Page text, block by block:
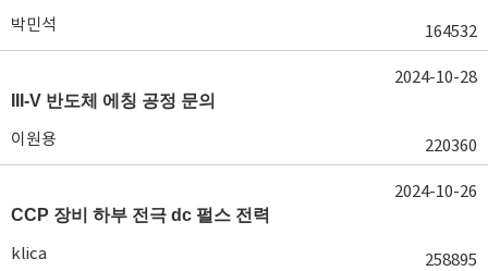
박민석 164532
III-V 반도체 에칭 공정 문의
이원용 220360
2024-10-28
CCP 장비 하부 전극 dc 펄스 전력
klica 258895
2024-10-26